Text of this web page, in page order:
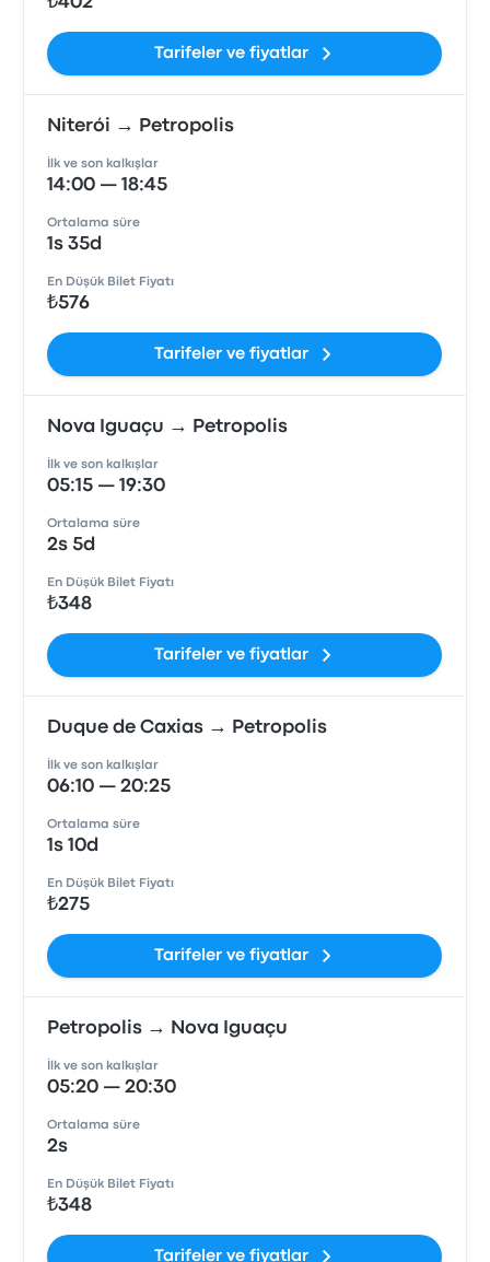
Tarifeler ve fiyatlar
Niterói → Petropolis
İlk ve son kalkışlar
14:00 — 18:45
Ortalama süre
1s 35d
En Düşük Bilet Fiyatı
₺576
Tarifeler ve fiyatlar
Nova Iguaçu → Petropolis
İlk ve son kalkışlar
05:15 — 19:30
Ortalama süre
2s 5d
En Düşük Bilet Fiyatı
₺348
Tarifeler ve fiyatlar
Duque de Caxias → Petropolis
İlk ve son kalkışlar
06:10 — 20:25
Ortalama süre
1s 10d
En Düşük Bilet Fiyatı
₺275
Tarifeler ve fiyatlar
Petropolis → Nova Iguaçu
İlk ve son kalkışlar
05:20 — 20:30
Ortalama süre
2s
En Düşük Bilet Fiyatı
₺348
Tarifeler ve fiyatlar